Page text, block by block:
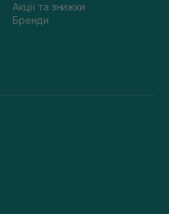
Акції та знижки
Бренди